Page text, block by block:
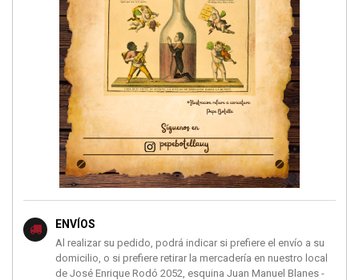
ENVÍOS
Al realizar su pedido, podrá indicar si prefiere el envío a su
domicilio, o si prefiere retirar la mercadería en nuestro local
de José Enrique Rodó 2052, esquina Juan Manuel Blanes -